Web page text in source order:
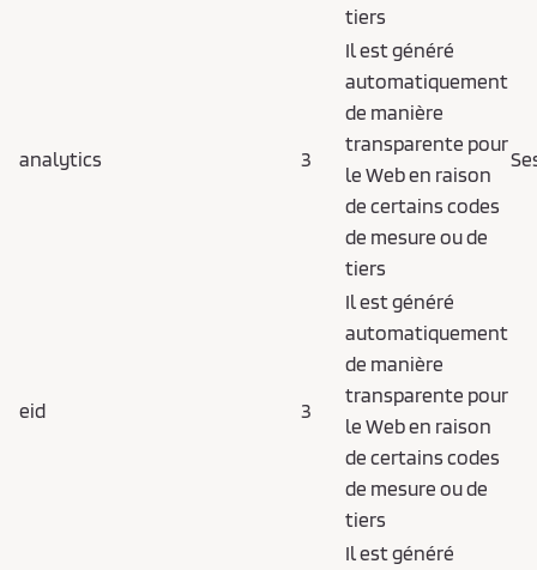
tiers
analytics 3
Il est généré
automatiquement
de manière
transparente pour
le Web en raison
de certains codes
de mesure ou de
tiers
eid 3
Il est généré
automatiquement
de manière
transparente pour
le Web en raison
de certains codes
de mesure ou de
tiers
Il est généré